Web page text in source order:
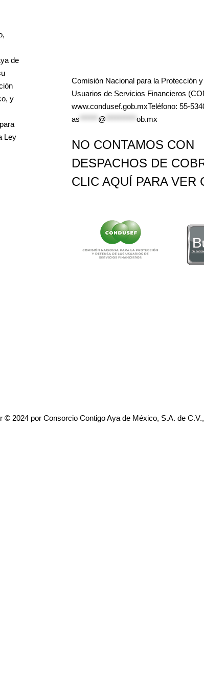
de
y
Ley
Comisión Nacional para la Protección
Usuarios de Servicios Financieros
www.condusef.gob.mxTeléfono: 55-
as
@ ob.mx
NO CONTAMOS CON
DESPACHOS DE
CLIC AQUÍ PARA VER
© 2024 por Consorcio Contigo Aya de México, S.A. de